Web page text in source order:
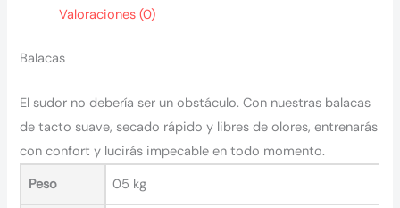
Valoraciones (0)
Balacas
El sudor no debería ser un obstáculo. Con nuestras balacas
de tacto suave, secado rápido y libres de olores, entrenarás
con confort y lucirás impecable en todo momento.
Peso
05 kg